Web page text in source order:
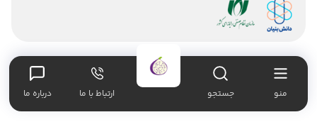
محصولات
هوشمند سازی انبار
021-91098022
تماس با ما منو جستجو ارتباط با ما درباره ما